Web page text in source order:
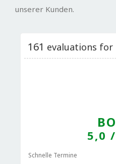
unserer Kunden.
161 evaluations for
5,0
Schnelle Termine